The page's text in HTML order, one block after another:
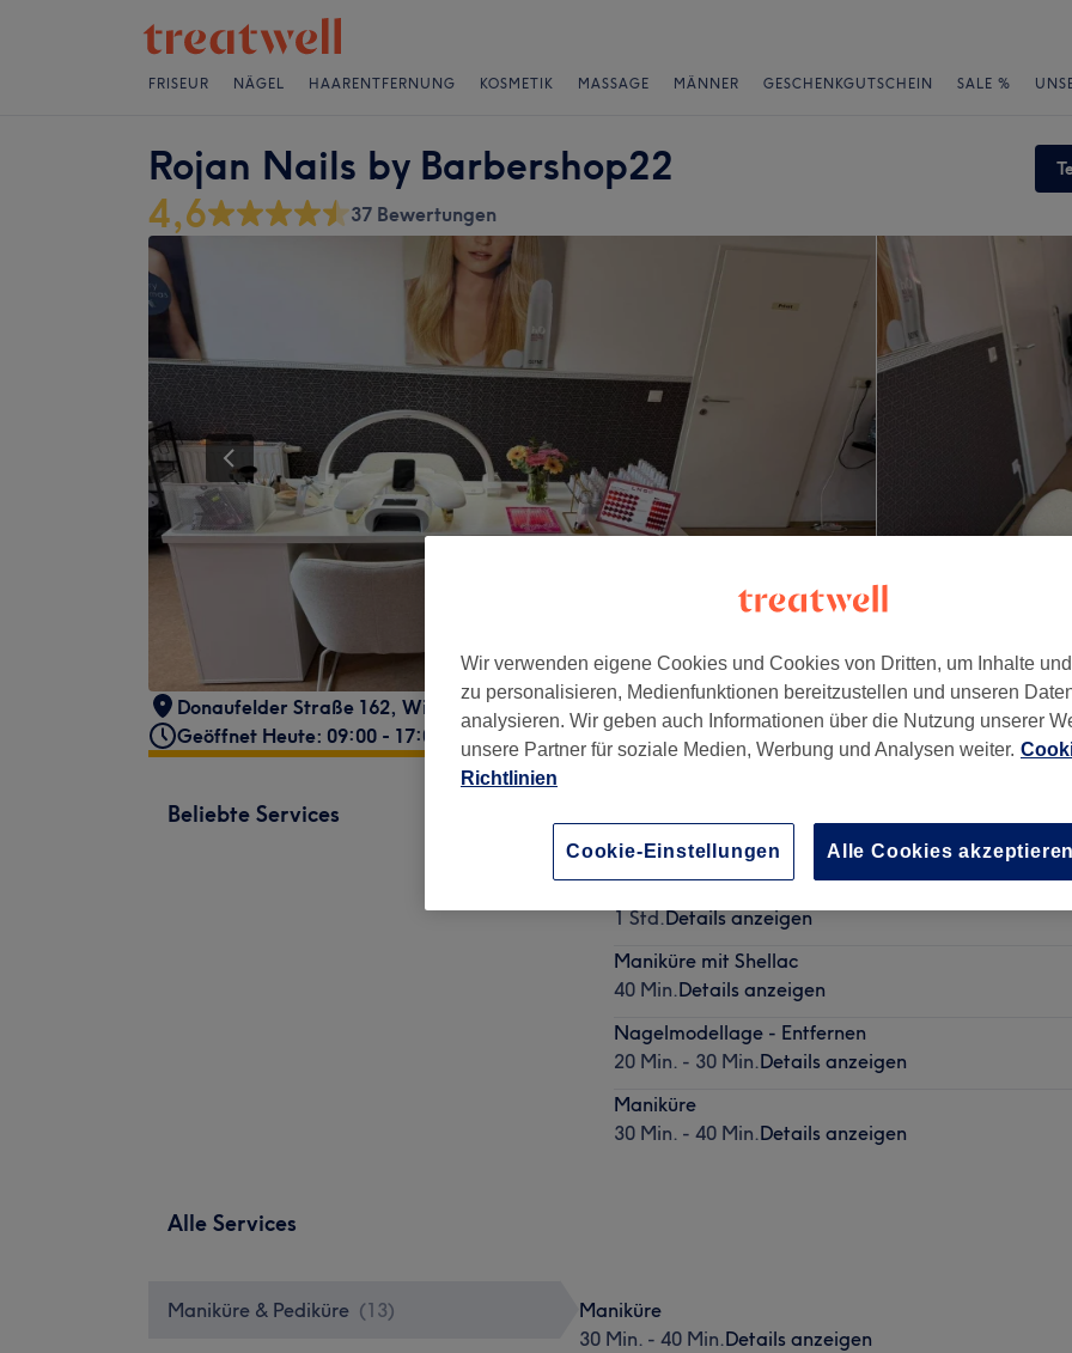
FRISEUR NÄGEL HAARENTFERNUNG KOSMETIK MASSAGE MÄNNER GESCHENKGUTSCHEIN SALE %
Rojan Nails by Barbershop22
4,6 37 Bewertungen
Donaufelder Straße 162, Wien, 22. Bezirk, 1220
Geöffnet Heute: 09:00 - 17:00
Beliebte Services
45 Min.Details anzeigen
Nagelmodellage - Auffüllen
1 Std.Details anzeigen
Maniküre mit Shellac
40 Min.Details anzeigen
Nagelmodellage - Entfernen
20 Min. - 30 Min.Details anzeigen
Maniküre
30 Min. - 40 Min.Details anzeigen
Alle Services
Maniküre & Pediküre (13)
Maniküre
30 Min. - 40 Min.Details anzeigen
Wir verwenden eigene Cookies und Cookies von Dritten, um Inhalte
zu personalisieren, Medienfunktionen bereitzustellen und unseren
analysieren. Wir geben auch Informationen über die Nutzung unserer
unsere Partner für soziale Medien, Werbung und Analysen weiter.
Richtlinien
Alle Cookies
Cookie-Einstellungen